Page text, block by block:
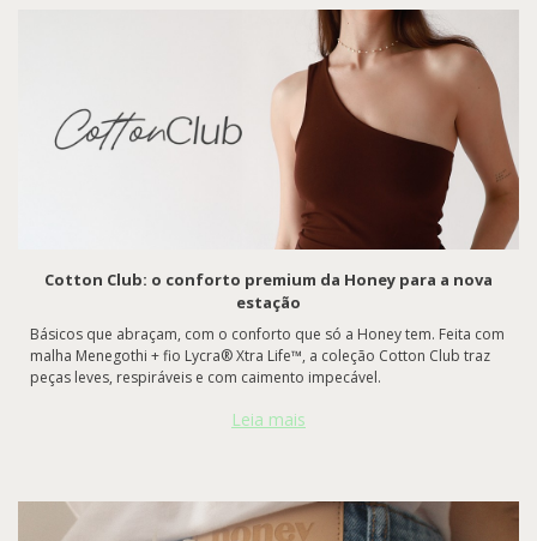
Cotton Club: o conforto premium da Honey para a nova
estação
Básicos que abraçam, com o conforto que só a Honey tem. Feita com
malha Menegothi + fio Lycra® Xtra Life™, a coleção Cotton Club traz
peças leves, respiráveis e com caimento impecável.
Leia mais